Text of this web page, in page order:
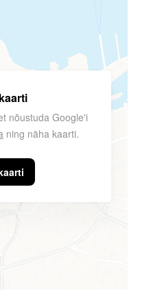
nõustuda Google'i
ning näha kaarti.